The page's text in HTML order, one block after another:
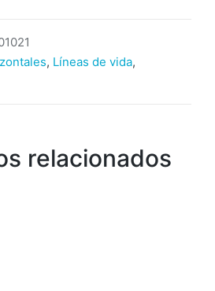
, Líneas de vida,
relacionados